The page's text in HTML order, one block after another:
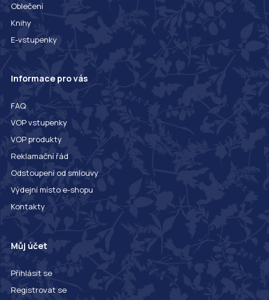
Oblečení
Knihy
E-vstupenky
Informace pro vás
FAQ
VOP vstupenky
VOP produkty
Reklamační řád
Odstoupení od smlouvy
Výdejní místo e-shopu
Kontakty
Můj účet
Přihlásit se
Registrovat se